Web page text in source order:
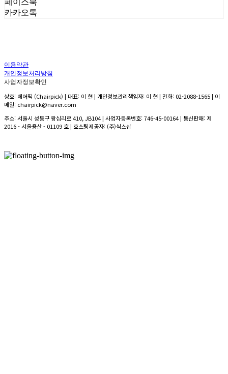
페이스북
카카오톡
이용약관
개인정보처리방침
사업자정보확인
상호: 체어픽 (Chairpick) | 대표: 이 현 | 개인정보관리책임자: 이 현 | 전화: 02-2088-1565 | 이
메일: chairpick@naver.com
주소: 서울시 성동구 왕십리로 410, JB104 | 사업자등록번호:746-45-00164| 통신판매:제
2016 - 서울용산 - 01109 호| 호스팅제공자: (주)식스샵